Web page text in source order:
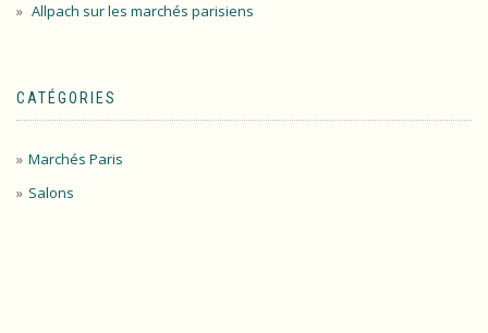
Allpach sur les marchés parisiens
CATÉGORIES
Marchés Paris
Salons